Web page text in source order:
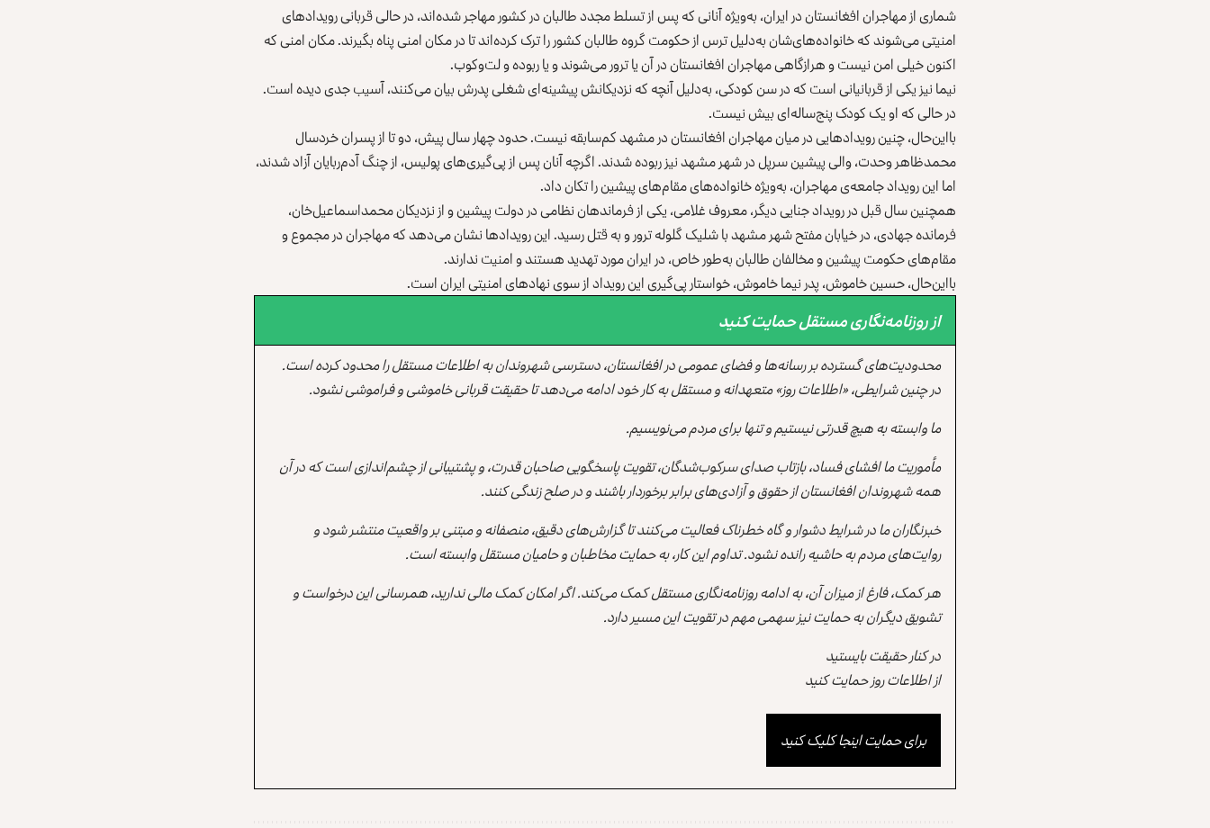
شماری از مهاجران افغانستان در ایران، به‌ویژه آنانی که پس از تسلط مجدد طالبان در کشور مهاجر شده‌اند، در حالی قربانی رویدادهای
امنیتی می‌شوند که خانواده‌های‌شان به‌دلیل ترس از حکومت گروه طالبان کشور را ترک کرده‌اند تا در مکان امنی پناه بگیرند. مکان امنی که
اکنون خیلی امن نیست و هرازگاهی مهاجران افغانستان در آن یا ترور می‌شوند و یا ربوده و لت‌وکوب.
نیما نیز یکی از قربانیانی است که در سن کودکی، به‌دلیل آنچه که نزدیکانش پیشینه‌ای شغلی پدرش بیان می‌کنند، آسیب جدی دیده است.
در حالی که او یک کودک پنج‌ساله‌ای بیش نیست.
بااین‌حال، چنین رویدادهایی در میان مهاجران افغانستان در مشهد کم‌سابقه نیست. حدود چهار سال پیش، دو تا از پسران خردسال
محمدظاهر وحدت، والی پیشین سرپل در شهر مشهد نیز ربوده شدند. اگرچه آنان پس از پی‌گیری‌های پولیس، از چنگ آدم‌ربایان آزاد شدند،
اما این رویداد جامعه‌ی مهاجران، به‌ویژه خانواده‌های مقام‌های پیشین را تکان داد.
همچنین سال قبل در رویداد جنایی دیگر، معروف غلامی، یکی از فرماندهان نظامی در دولت پیشین و از نزدیکان محمداسماعیل‌خان،
فرمانده جهادی، در خیابان مفتح شهر مشهد با شلیک گلوله ترور و به قتل رسید. این رویدادها نشان می‌دهد که مهاجران در مجموع و
مقام‌های حکومت پیشین و مخالفان طالبان به‌طور خاص، در ایران مورد تهدید هستند و امنیت ندارند.
بااین‌حال، حسین خاموش، پدر نیما خاموش، خواستار پی‌گیری این رویداد از سوی نهادهای امنیتی ایران است.
از روزنامه‌نگاری مستقل حمایت کنید
محدودیت‌های گسترده بر رسانه‌ها و فضای عمومی در افغانستان، دسترسی شهروندان به اطلاعات مستقل را محدود کرده است.
در چنین شرایطی، «اطلاعات روز» متعهدانه و مستقل به کار خود ادامه می‌دهد تا حقیقت قربانی خاموشی و فراموشی نشود.
ما وابسته به هیچ قدرتی نیستیم و تنها برای مردم می‌نویسیم.
مأموریت ما افشای فساد، بازتاب صدای سرکوب‌شدگان، تقویت پاسخگویی صاحبان قدرت، و پشتیبانی از چشم‌اندازی است که در آن
همه شهروندان افغانستان از حقوق و آزادی‌های برابر برخوردار باشند و در صلح زندگی کنند.
خبرنگاران ما در شرایط دشوار و گاه خطرناک فعالیت می‌کنند تا گزارش‌های دقیق، منصفانه و مبتنی بر واقعیت منتشر شود و
روایت‌های مردم به حاشیه رانده نشود. تداوم این کار، به حمایت مخاطبان و حامیان مستقل وابسته است.
هر کمک، فارغ از میزان آن، به ادامه روزنامه‌نگاری مستقل کمک می‌کند. اگر امکان کمک مالی ندارید، همرسانی این درخواست و
تشویق دیگران به حمایت نیز سهمی مهم در تقویت این مسیر دارد.
در کنار حقیقت بایستید
از اطلاعات روز حمایت کنید
برای حمایت اینجا کلیک کنید